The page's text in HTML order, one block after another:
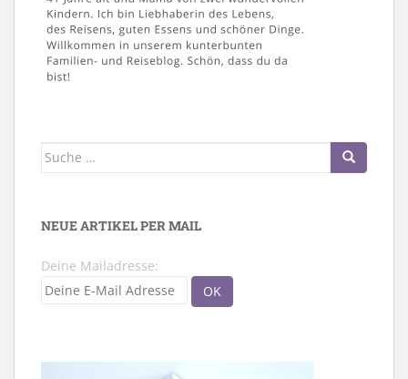
Suche
NEUE ARTIKEL PER MAIL
Deine Mailadresse: